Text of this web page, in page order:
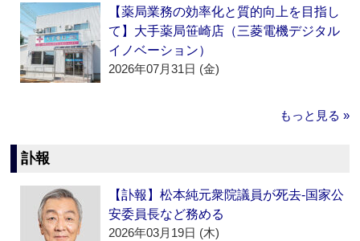
【薬局業務の効率化と質的向上を目指し
て】大手薬局笹崎店（三菱電機デジタル
イノベーション）
2026年07月31日 (金)
もっと見る »
訃報
【訃報】松本純元衆院議員が死去‐国家公
安委員長など務める
2026年03月19日 (木)